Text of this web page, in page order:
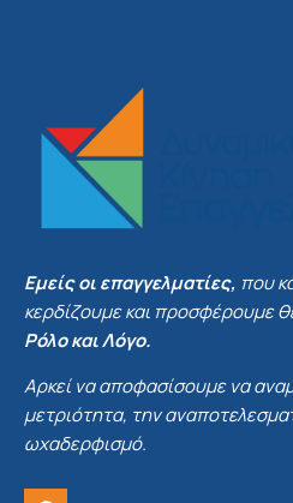
Εμείς οι επαγγελματίες, που
κερδίζουμε και προσφέρουμε
Ρόλο και Λόγο.
Αρκεί να αποφασίσουμε να
μετριότητα, την
ωχαδερφισμό.